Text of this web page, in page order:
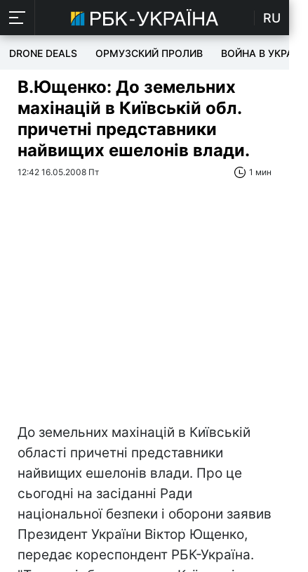
RU
DRONE DEALS ОРМУЗСКИЙ ПРОЛИВ ВОЙНА В УКРАИНЕ
В.Ющенко: До земельних
махінацій в Київській обл.
причетні представники
найвищих ешелонів влади.
12:42 16.05.2008 Пт 1 мин
До земельних махінацій в Київській
області причетні представники
найвищих ешелонів влади. Про це
сьогодні на засіданні Ради
національної безпеки і оборони заявив
Президент України Віктор Ющенко,
передає кореспондент РБК-Україна.